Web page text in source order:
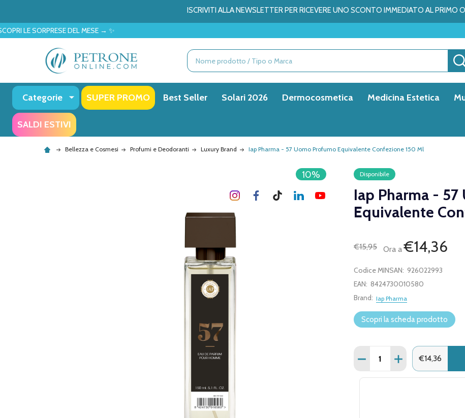
ISCRIVITI ALLA NEWSLETTER PER RICEVERE UNO SCONTO IMMEDIATO AL PRIMO
DEL MESE → ✨
Ricerca
Categorie SUPER PROMO Best Seller Solari 2026 Dermocosmetica Medicina Estetica
SALDI ESTIVI
Bellezza e Cosmesi Profumi e Deodoranti Luxury Brand Iap Pharma - 57 Uomo Profumo Equivalente Confezione 150 Ml
Disponibile
Iap Pharma -
Equivalente
€15,95
Ora a€14,36
10%
Codice MINSAN: 926022993
EAN: 8424730010580
Brand: Iap Pharma
Scopri la scheda prodotto
Quantità: €14,36